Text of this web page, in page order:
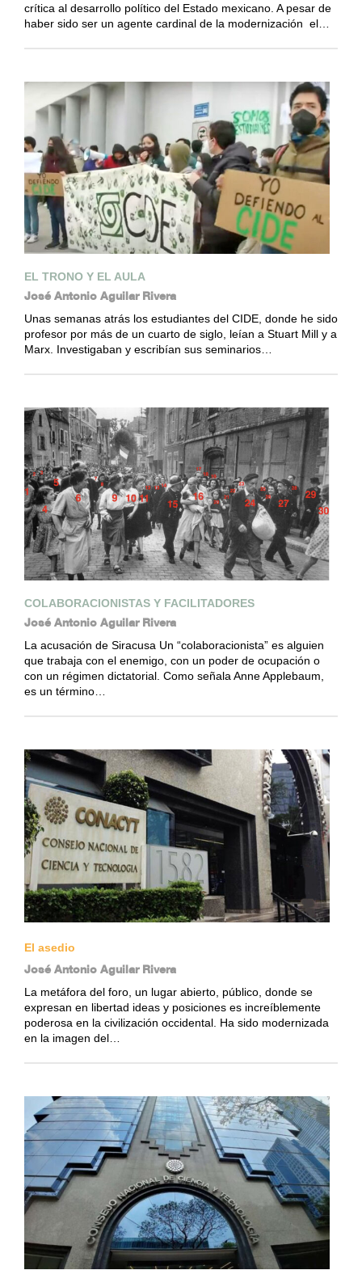
crítica al desarrollo político del Estado mexicano. A pesar de
haber sido ser un agente cardinal de la modernización el…
EL TRONO Y EL AULA
José Antonio Aguilar Rivera
Unas semanas atrás los estudiantes del CIDE, donde he sido
profesor por más de un cuarto de siglo, leían a Stuart Mill y a
Marx. Investigaban y escribían sus seminarios…
COLABORACIONISTAS Y FACILITADORES
José Antonio Aguilar Rivera
La acusación de Siracusa Un “colaboracionista” es alguien
que trabaja con el enemigo, con un poder de ocupación o
con un régimen dictatorial. Como señala Anne Applebaum,
es un término…
El asedio
José Antonio Aguilar Rivera
La metáfora del foro, un lugar abierto, público, donde se
expresan en libertad ideas y posiciones es increíblemente
poderosa en la civilización occidental. Ha sido modernizada
en la imagen del…